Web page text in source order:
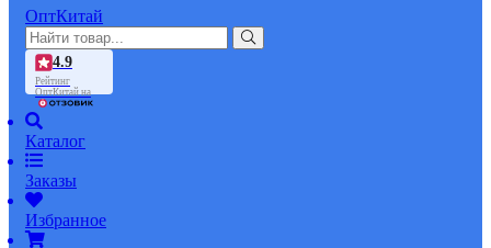
ОптКитай
4.9
Рейтинг
ОптКитай на
Каталог
Заказы
Избранное